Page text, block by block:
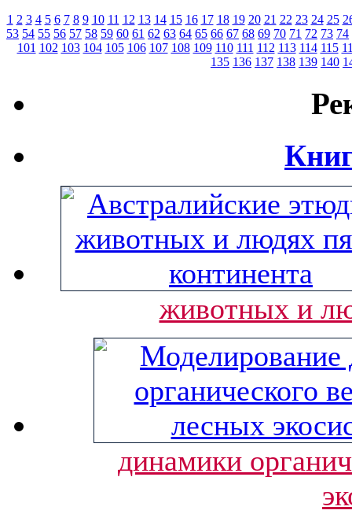
1 2 3 4 5 6 7 8 9 10 11 12 13 14 15 16 17 18 19 20 21 22 23 24 25
53 54 55 56 57 58 59 60 61 62 63 64 65 66 67 68 69 70 71 72 73 74
101 102 103 104 105 106 107 108 109 110 111 112 113 114 115
135 136 137 138 139 140
животных и
динамики